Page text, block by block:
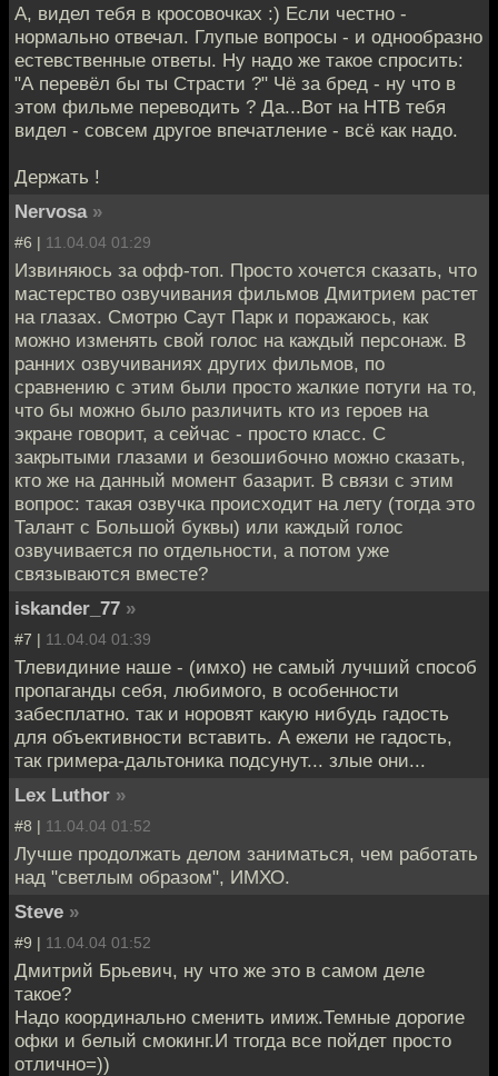
А, видел тебя в кросовочках :) Если честно -
нормально отвечал. Глупые вопросы - и однообразно
естевственные ответы. Ну надо же такое спросить:
"А перевёл бы ты Страсти ?" Чё за бред - ну что в
этом фильме переводить ? Да...Вот на НТВ тебя
видел - совсем другое впечатление - всё как надо.
Держать !
Nervosa »
#6 | 11.04.04 01:29
Извиняюсь за офф-топ. Просто хочется сказать, что
мастерство озвучивания фильмов Дмитрием растет
на глазах. Смотрю Саут Парк и поражаюсь, как
можно изменять свой голос на каждый персонаж. В
ранних озвучиваниях других фильмов, по
сравнению с этим были просто жалкие потуги на то,
что бы можно было различить кто из героев на
экране говорит, а сейчас - просто класс. С
закрытыми глазами и безошибочно можно сказать,
кто же на данный момент базарит. В связи с этим
вопрос: такая озвучка происходит на лету (тогда это
Талант с Большой буквы) или каждый голос
озвучивается по отдельности, а потом уже
связываются вместе?
iskander_77 »
#7 | 11.04.04 01:39
Тлевидиние наше - (имхо) не самый лучший способ
пропаганды себя, любимого, в особенности
забесплатно. так и норовят какую нибудь гадость
для объективности вставить. А ежели не гадость,
так гримера-дальтоника подсунут... злые они...
Lex Luthor »
#8 | 11.04.04 01:52
Лучше продолжать делом заниматься, чем работать
над "светлым образом", ИМХО.
Steve »
#9 | 11.04.04 01:52
Дмитрий Брьевич, ну что же это в самом деле
такое?
Надо координально сменить имиж.Темные дорогие
офки и белый смокинг.И тгогда все пойдет просто
отлично=))